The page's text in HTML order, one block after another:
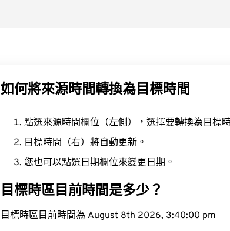
如何將來源時間轉換為目標時間
點選來源時間欄位（左側），選擇要轉換為目標
目標時間（右）將自動更新。
您也可以點選日期欄位來變更日期。
目標時區目前時間是多少？
目標時區目前時間為 August 8th 2026, 3:40:01 pm